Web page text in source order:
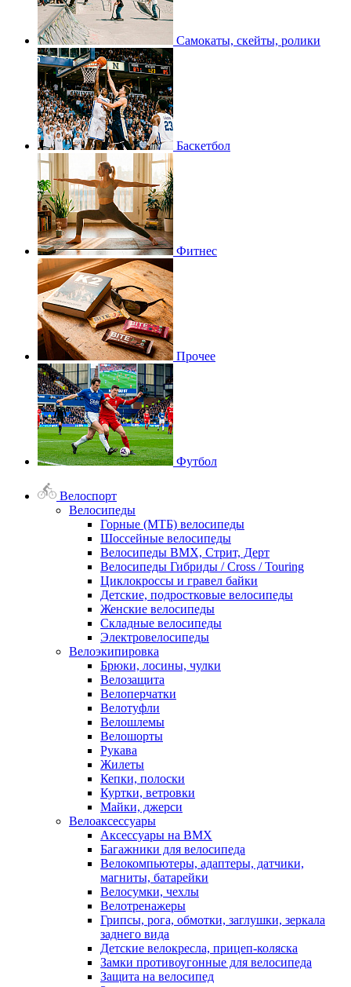
Самокаты, скейты, ролики
Баскетбол
Фитнес
Прочее
Футбол
Велоспорт
Велосипеды
Горные (МТБ) велосипеды
Шоссейные велосипеды
Велосипеды BMX, Стрит, Дерт
Велосипеды Гибриды / Cross / Touring
Циклокроссы и гравел байки
Детские, подростковые велосипеды
Женские велосипеды
Складные велосипеды
Электровелосипеды
Велоэкипировка
Брюки, лосины, чулки
Велозащита
Велоперчатки
Велотуфли
Велошлемы
Велошорты
Рукава
Жилеты
Кепки, полоски
Куртки, ветровки
Майки, джерси
Велоаксессуары
Аксессуары на BMX
Багажники для велосипеда
Велокомпьютеры, адаптеры, датчики,
магниты, батарейки
Велосумки, чехлы
Велотренажеры
Грипсы, рога, обмотки, заглушки, зеркала
заднего вида
Детские велокресла, прицеп-коляска
Замки противоугонные для велосипеда
Защита на велосипед